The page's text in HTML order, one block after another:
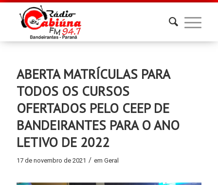
ABERTA MATRÍCULAS PARA
TODOS OS CURSOS
OFERTADOS PELO CEEP DE
BANDEIRANTES PARA O ANO
LETIVO DE 2022
17 de novembro de 2021 / em Geral